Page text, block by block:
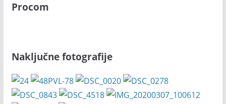
Procom
Naključne fotografije